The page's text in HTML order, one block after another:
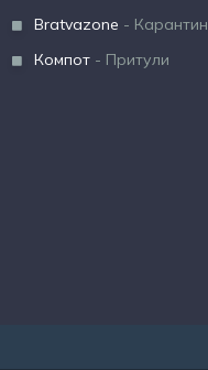
Bratvazone - Карантин
Компот - Притули